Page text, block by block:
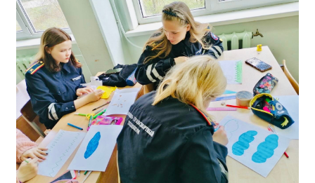
Центр карьеры
Противодействие коррупции
Всероссийское чемпионатное движение
Региональная инновационная площадка
СВЕДЕНИЯ ОБ ОБРАЗОВАТЕЛЬНОЙ ОРГАНИЗАЦИИ
Основные сведения
Структура и органы управления образовательной
организацией